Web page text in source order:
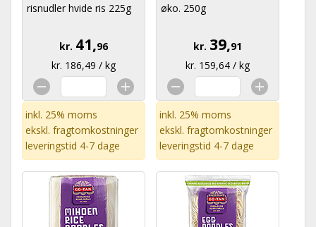
risnudler hvide ris 225g
kr. 41,96
kr. 186,49 / kg
inkl. 25% moms
ekskl. fragtomkostninger
leveringstid 4-7 dage
øko. 250g
kr. 39,91
kr. 159,64 / kg
inkl. 25% moms
ekskl. fragtomkostninger
leveringstid 4-7 dage